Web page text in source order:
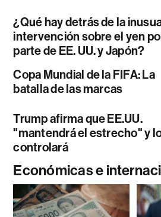
¿Qué hay detrás de la
intervención sobre el yen
parte de EE. UU. y Japón?
Copa Mundial de la FIFA: La
batalla de las marcas
Trump afirma que EE.UU.
"mantendrá el estrecho" y
controlará
Económicas e